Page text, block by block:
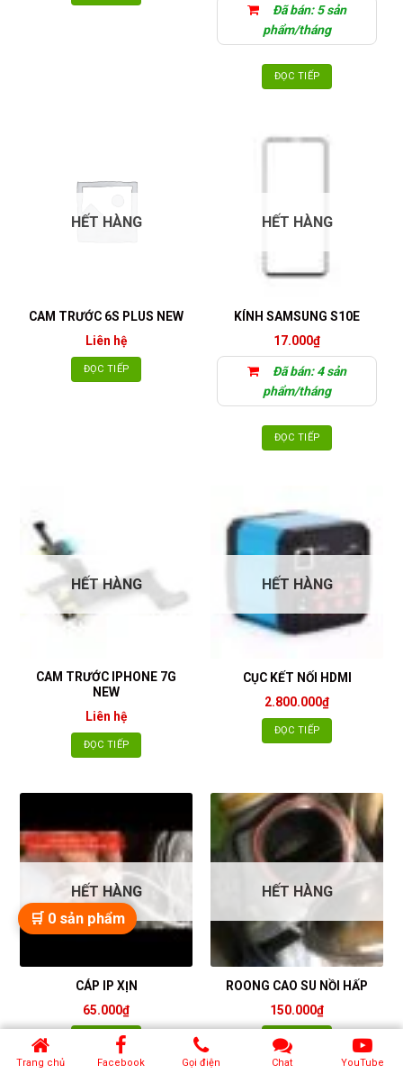
Đã bán: 5 sản
phẩm/tháng
ĐỌC TIẾP
HẾT HÀNG
CAM TRƯỚC 6S PLUS NEW
Liên hệ
ĐỌC TIẾP
HẾT HÀNG
KÍNH SAMSUNG S10E
17.000₫
Đã bán: 4 sản
phẩm/tháng
ĐỌC TIẾP
HẾT HÀNG
CAM TRƯỚC IPHONE 7G
NEW
Liên hệ
ĐỌC TIẾP
HẾT HÀNG
CỤC KẾT NỐI HDMI
2.800.000₫
ĐỌC TIẾP
HẾT HÀNG
CÁP IP XỊN
65.000₫
ĐỌC TIẾP
HẾT HÀNG
ROONG CAO SU NỒI HẤP
150.000₫
ĐỌC TIẾP
Trang chủ Facebook Gọi điện Chat YouTube
🛒 0 sản phẩm